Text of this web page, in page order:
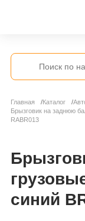
Главная Каталог
Брызговик на заднюю
RABR013
синий